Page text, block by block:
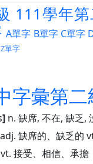
111學年第
A單字 B單字 C單字
Z單字
字彙第
] n. 缺席, 不在, 缺乏,
adj. 缺席的、缺乏的
vt. 接受、相信、承擔